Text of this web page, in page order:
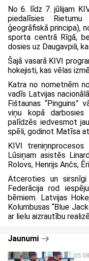
No 6. līdz 7. jūlijam
piedalīsies
ģeogrāfiskā principa),
sporta centrā Rīgā,
dosies uz Daugavpili,
Šajā vasarā KIVI
hokejisti, kas vēlas
Katra no nometnēm
vadīs Latvijas
Fištaunas “Pinguins”
viņu kopā
palīdzēs iedvesmot
spēli, godinot Matīsa
KIVI treniņnprocesos
Lūsiņam asistēs
Rolovs, Henrijs Ančs,
Atceroties un
Federācija rod
bērniem. Latvijas
Kolumbusas “Blue
ar lielu aizrautību
Jaunumi